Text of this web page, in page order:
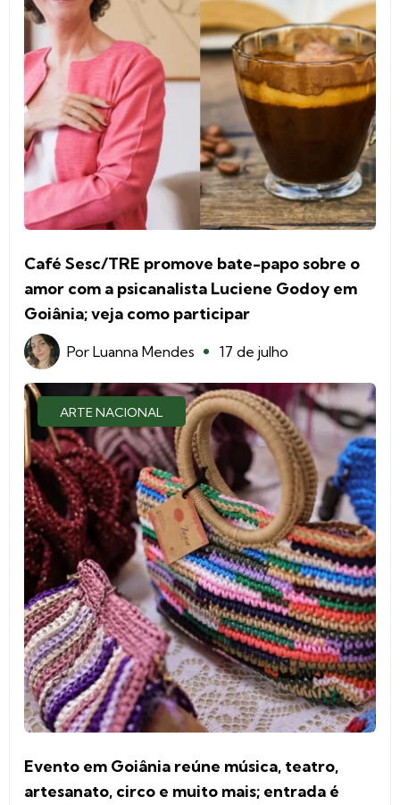
Café Sesc/TRE promove bate-papo sobre o
amor com a psicanalista Luciene Godoy em
Goiânia; veja como participar
Por Luanna Mendes 17 de julho
ARTE NACIONAL
Evento em Goiânia reúne música, teatro,
artesanato, circo e muito mais; entrada é